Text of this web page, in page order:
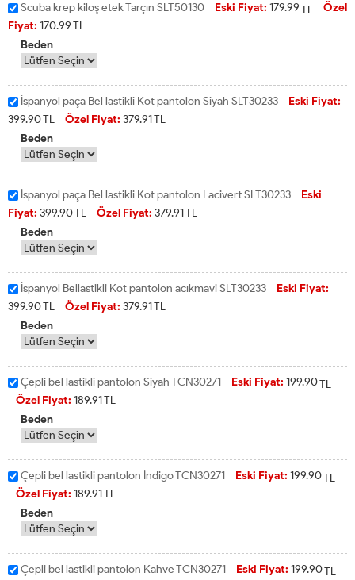
Scuba krep kiloş etek Tarçın SLT50130 Eski Fiyat: 179.99TL
Özel
Fiyat: 170.99TL
Beden
İspanyol paça Bel lastikli Kot pantolon Siyah SLT30233
Eski Fiyat:
399.90TL Özel Fiyat: 379.91TL
Beden
İspanyol paça Bel lastikli Kot pantolon Lacivert SLT30233
Eski
Fiyat: 399.90TL Özel Fiyat: 379.91TL
Beden
İspanyol Bellastikli Kot pantolon acıkmavi SLT30233
Eski Fiyat:
399.90TL Özel Fiyat: 379.91TL
Beden
Çepli bel lastikli pantolon Siyah TCN30271 Eski Fiyat: 199.90TL
Özel Fiyat: 189.91TL
Beden
Çepli bel lastikli pantolon İndigo TCN30271 Eski Fiyat: 199.90TL
Özel Fiyat: 189.91TL
Beden
Çepli bel lastikli pantolon Kahve TCN30271 Eski Fiyat: 199.90TL